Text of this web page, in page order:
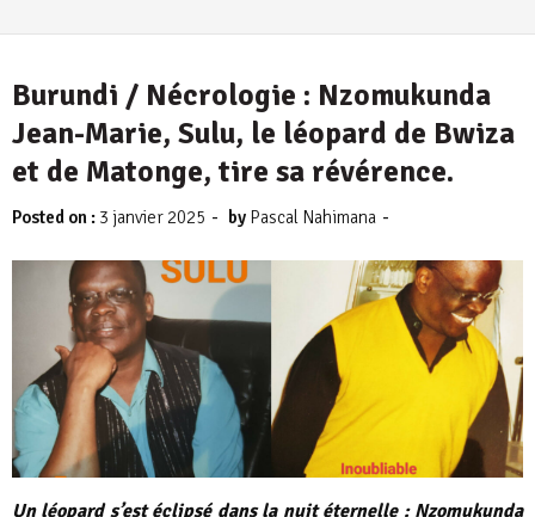
Burundi / Nécrologie : Nzomukunda
Jean-Marie, Sulu, le léopard de Bwiza
et de Matonge, tire sa révérence.
Posted on : 3 janvier 2025 - by Pascal Nahimana -
Un léopard s’est éclipsé dans la nuit éternelle : Nzomukunda